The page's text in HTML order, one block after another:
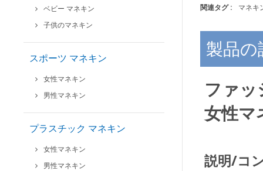
ベビー マネキン
子供のマネキン
スポーツ マネキン
女性マネキン
男性マネキン
プラスチック マネキン
女性マネキン
男性マネキン
関連タグ : マネキ
製品の
ファ
女性マ
説明/コ